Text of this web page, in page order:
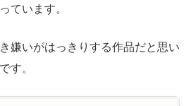
ています。
嫌いがはっきりする作品だと思い
す。